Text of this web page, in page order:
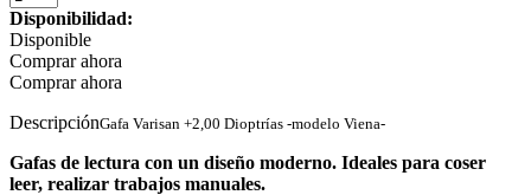
Disponibilidad:
Disponible
Comprar ahora
Comprar ahora
DescripciónGafa Varisan +2,00 Dioptrías -modelo Viena-
Gafas de lectura con un diseño moderno. Ideales para coser
leer, realizar trabajos manuales.